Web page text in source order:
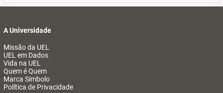
A Universidade
Missão da UEL
UEL em Dados
Vida na UEL
Quem é Quem
Marca Símbolo
Política de Privacidade